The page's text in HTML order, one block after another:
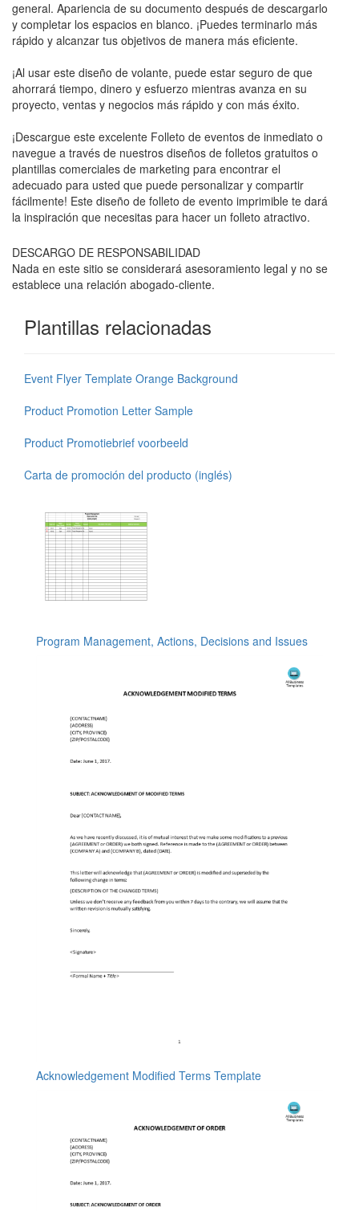
general. Apariencia de su documento después de descargarlo
y completar los espacios en blanco. ¡Puedes terminarlo más
rápido y alcanzar tus objetivos de manera más eficiente.
¡Al usar este diseño de volante, puede estar seguro de que
ahorrará tiempo, dinero y esfuerzo mientras avanza en su
proyecto, ventas y negocios más rápido y con más éxito.
¡Descargue este excelente Folleto de eventos de inmediato o
navegue a través de nuestros diseños de folletos gratuitos o
plantillas comerciales de marketing para encontrar el
adecuado para usted que puede personalizar y compartir
fácilmente! Este diseño de folleto de evento imprimible te dará
la inspiración que necesitas para hacer un folleto atractivo.
DESCARGO DE RESPONSABILIDAD
Nada en este sitio se considerará asesoramiento legal y no se
establece una relación abogado-cliente.
Plantillas relacionadas
Event Flyer Template Orange Background
Product Promotion Letter Sample
Product Promotiebrief voorbeeld
Carta de promoción del producto (inglés)
Program Management, Actions, Decisions and Issues
Acknowledgement Modified Terms Template